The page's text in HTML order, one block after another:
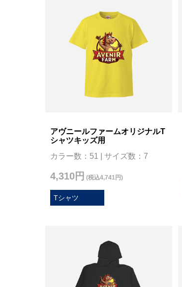
アヴニールファームオリジナルT
シャツキッズ用
カラー数：51 | サイズ数：7
Tシャツ
4,310円 (税込4,741円)